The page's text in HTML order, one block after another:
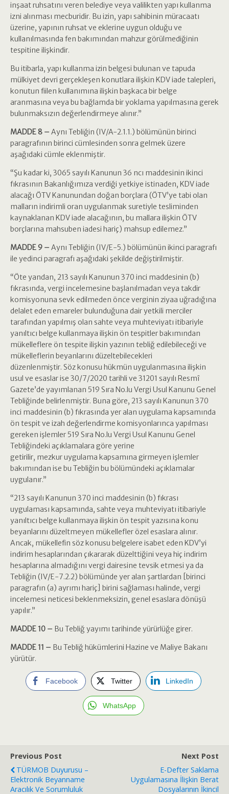
inşaat ruhsatını veren belediye veya valilikten yapı kullanma
izni alınması mecburidir. Bu izin, yapı sahibinin müracaatı
üzerine, yapının ruhsat ve eklerine uygun olduğu ve
kullanılmasında fen bakımından mahzur görülmediğinin
tespitine ilişkindir.
Bu itibarla, yapı kullanma izin belgesi bulunan ve tapuda
mülkiyet devri gerçekleşen konutlara ilişkin KDV iade talepleri,
konutun fiilen kullanımına ilişkin başkaca bir belge
aranmasına veya bu bağlamda bir yoklama yapılmasına gerek
bulunmaksızın değerlendirmeye alınır.”
MADDE 8 – Aynı Tebliğin (IV/A-2.1.1.) bölümünün birinci
paragrafının birinci cümlesinden sonra gelmek üzere
aşağıdaki cümle eklenmiştir.
“Şu kadar ki, 3065 sayılı Kanunun 36 ncı maddesinin ikinci
fıkrasının Bakanlığımıza verdiği yetkiye istinaden, KDV iade
alacağı ÖTV Kanunundan doğan borçlara (ÖTV’ye tabi olan
malların indirimli oran uygulanmak suretiyle tesliminden
kaynaklanan KDV iade alacağının, bu mallara ilişkin ÖTV
borçlarına mahsuben iadesi hariç) mahsup edilemez.”
MADDE 9 – Aynı Tebliğin (IV/E-5.) bölümünün ikinci paragrafı
ile yedinci paragrafı aşağıdaki şekilde değiştirilmiştir.
“Öte yandan, 213 sayılı Kanunun 370 inci maddesinin (b)
fıkrasında, vergi incelemesine başlanılmadan veya takdir
komisyonuna sevk edilmeden önce verginin ziyaa uğradığına
delalet eden emareler bulunduğuna dair yetkili merciler
tarafından yapılmış olan sahte veya muhteviyatı itibariyle
yanıltıcı belge kullanmaya ilişkin ön tespitler bakımından
mükelleflere ön tespite ilişkin yazının tebliğ edilebileceği ve
mükelleflerin beyanlarını düzeltebilecekleri
düzenlenmiştir. Söz konusu hükmün uygulanmasına ilişkin
usul ve esaslar ise 30/7/2020 tarihli ve 31201 sayılı Resmî
Gazete’de yayımlanan 519 Sıra No.lu Vergi Usul Kanunu Genel
Tebliğinde belirlenmiştir. Buna göre, 213 sayılı Kanunun 370
inci maddesinin (b) fıkrasında yer alan uygulama kapsamında
ön tespit ve izah değerlendirme komisyonlarınca yapılması
gereken işlemler 519 Sıra No.lu Vergi Usul Kanunu Genel
Tebliğindeki açıklamalara göre yerine
getirilir, mezkur uygulama kapsamına girmeyen işlemler
bakımından ise bu Tebliğin bu bölümündeki açıklamalar
uygulanır.”
“213 sayılı Kanunun 370 inci maddesinin (b) fıkrası
uygulaması kapsamında, sahte veya muhteviyatı itibariyle
yanıltıcı belge kullanmaya ilişkin ön tespit yazısına konu
beyanlarını düzeltmeyen mükellefler özel esaslara alınır.
Ancak, mükellefin söz konusu belgelere isabet eden KDV’yi
indirim hesaplarından çıkararak düzelttiğini veya hiç indirim
hesaplarına almadığını vergi dairesine tevsik etmesi ya da
Tebliğin (IV/E-7.2.2) bölümünde yer alan şartlardan [birinci
paragrafın (a) ayrımı hariç] birini sağlaması halinde, vergi
incelemesi neticesi beklenmeksizin, genel esaslara dönüşü
yapılır.”
MADDE 10 – Bu Tebliğ yayımı tarihinde yürürlüğe girer.
MADDE 11 – Bu Tebliğ hükümlerini Hazine ve Maliye Bakanı
yürütür.
Facebook Twitter LinkedIn
WhatsApp
Previous Post
TÜRMOB Duyurusu –
Elektronik Beyanname
Aracılık Ve Sorumluluk
Next Post
E-Defter Saklama
Uygulamasına İlişkin Berat
Dosyalarının İkincil